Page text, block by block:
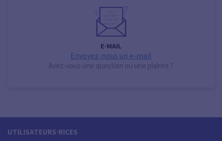
E-MAIL
Envoyez-nous un e-mail
Avez-vous une question ou une plainte ?
UTILISATEURS·RICES